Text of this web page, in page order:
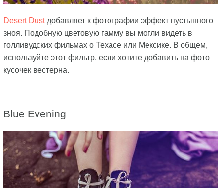
Desert Dustдобавляет к фотографии эффект пустынного
зноя. Подобную цветовую гамму вы могли видеть в
голливудских фильмах о Техасе или Мексике. В общем,
используйте этот фильтр, если хотите добавить на фото
кусочек вестерна.
Blue Evening